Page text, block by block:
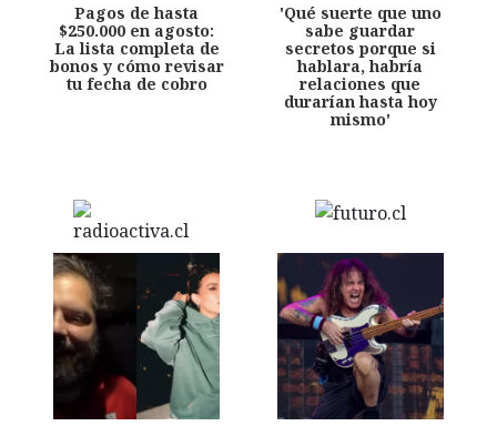
Pagos de hasta
$250.000 en agosto:
La lista completa de
bonos y cómo revisar
tu fecha de cobro
'Qué suerte que uno
sabe guardar
secretos porque si
hablara, habría
relaciones que
durarían hasta hoy
mismo'